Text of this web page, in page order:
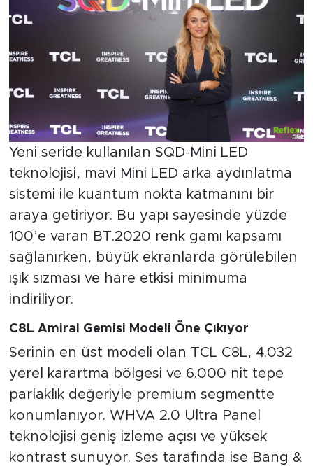
Yeni seride kullanılan SQD-Mini LED
teknolojisi, mavi Mini LED arka aydınlatma
sistemi ile kuantum nokta katmanını bir
araya getiriyor. Bu yapı sayesinde yüzde
100’e varan BT.2020 renk gamı kapsamı
sağlanırken, büyük ekranlarda görülebilen
ışık sızması ve hare etkisi minimuma
indiriliyor.
C8L Amiral Gemisi Modeli Öne Çıkıyor
Serinin en üst modeli olan TCL C8L, 4.032
yerel karartma bölgesi ve 6.000 nit tepe
parlaklık değeriyle premium segmentte
konumlanıyor. WHVA 2.0 Ultra Panel
teknolojisi geniş izleme açısı ve yüksek
kontrast sunuyor. Ses tarafında ise Bang &